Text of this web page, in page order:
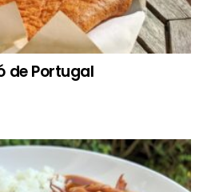
de Portugal